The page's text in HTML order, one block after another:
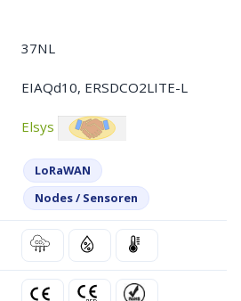
37NL
EIAQd10, ERSDCO2LITE-L
Elsys
LoRaWAN
Nodes / Sensoren